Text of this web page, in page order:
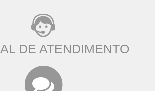
DE ATENDIMENTO